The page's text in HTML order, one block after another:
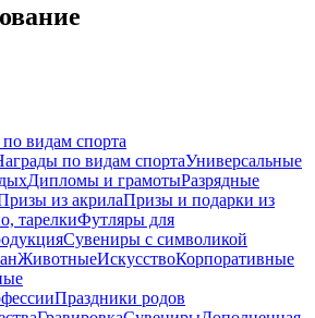
видам спорта
по видам спортаУниверсальные
Дипломы и грамотыРазрядные
из акрилаПризы и подарки из
тарелкиФутляры для
Сувениры с символикой
ЖивотныеИскусствоКорпоративные
Праздники родов